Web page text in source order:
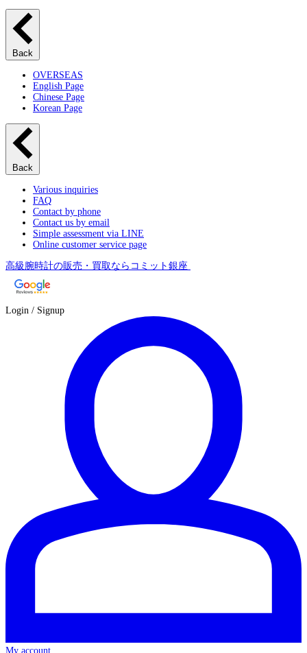
Back
OVERSEAS
English Page
Chinese Page
Korean Page
Back
Various inquiries
FAQ
Contact by phone
Contact us by email
Simple assessment via LINE
Online customer service page
高級腕時計の販売・買取ならコミット銀座
Login / Signup
My account